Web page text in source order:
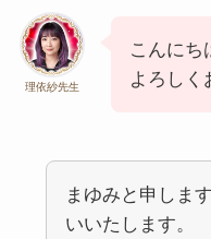
理依紗先生
こんにち
よろしく
まゆみと申しま
いいたします。